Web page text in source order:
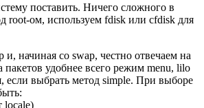
поставить. Ничего сложного в
root-ом, используем fdisk или cfdisk для
и, начиная со swap, честно отвечаем на
удобнее всего режим menu, lilo
если выбрать метод simple. При выборе
locale)